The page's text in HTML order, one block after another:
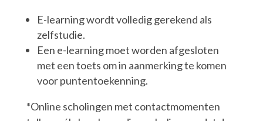
E-learning wordt volledig gerekend als
zelfstudie.
Een e-learning moet worden afgesloten
met een toets om in aanmerking te komen
voor puntentoekenning.
*Online scholingen met contactmomenten